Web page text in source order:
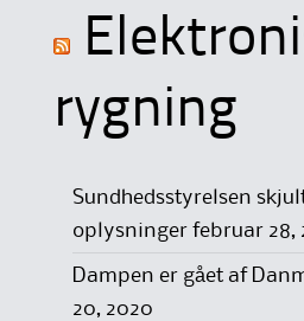
rygning
Sundhedsstyrelsen
oplysninger februar 28,
Dampen er gået af
20, 2020